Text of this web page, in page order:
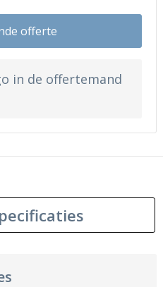
offerte
in de offertemand